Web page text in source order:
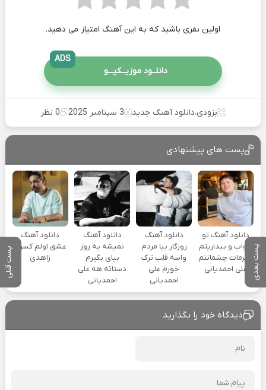
پست بعدی پست قبلی
اولین نفری باشید که به این آهنگ امتیاز می دهید.
دانلــود موزیــکیـــو
ADS
بزودی،دانلود آهنگ جدید 3 سپتامبر 2025 0 نظر
پست های پیشنهادی
دانلود آهنگ تو
خواب و بیداریتم
خیرمات چشمانتم
علی احمدیانی
دانلود آهنگ
روزگار بیا مردم
واسه قلب ترک
خورم علی
احمدیانی
دانلود آهنگ
نمیشه یه روز
بیای بگیرم
دستاته هه علی
احمدیانی
دانلود آهنگ
عشق اولم کسری
زاهدی
دیدگاه خود را بگذارید